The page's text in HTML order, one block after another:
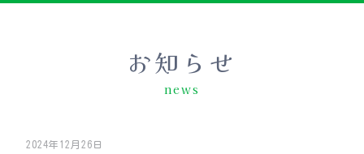
お知らせ
2024年12月26日